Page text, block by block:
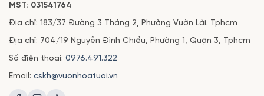
MST: 031541764
Địa chỉ: 183/37 Đường 3 Tháng 2, Phường Vườn Lài. Tphcm
Địa chỉ: 704/19 Nguyễn Đình Chiểu, Phường 1, Quận 3, Tphcm
Số điện thoại: 0976.491.322
Email: cskh@vuonhoatuoi.vn